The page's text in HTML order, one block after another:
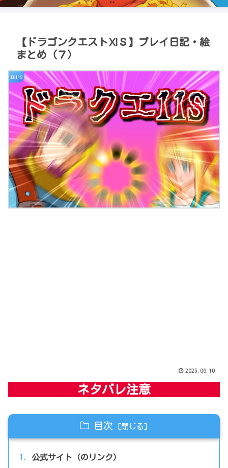
【ドラゴンクエストⅪＳ】プレイ日記・絵
まとめ（７）
DQ11S
2025.06.10
ネタバレ注意
目次
公式サイト（のリンク）